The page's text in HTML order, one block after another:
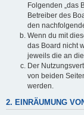
Folgenden „das
Betreiber des
den
Wenn du mit
das Board nicht
jeweils die an
Der
von beiden
werden.
2. EINRÄUMUNG